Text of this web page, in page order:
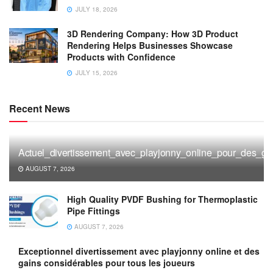
JULY 18, 2026
3D Rendering Company: How 3D Product
Rendering Helps Businesses Showcase
Products with Confidence
JULY 15, 2026
Recent News
AUGUST 7, 2026
High Quality PVDF Bushing for Thermoplastic
Pipe Fittings
AUGUST 7, 2026
Exceptionnel divertissement avec playjonny online et des
gains considérables pour tous les joueurs